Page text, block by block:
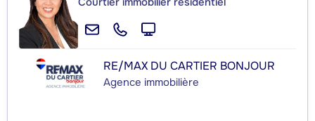
RE/MAX DU CARTIER BONJOUR
Agence immobilière